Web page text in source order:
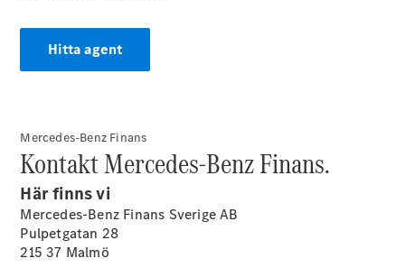
GLS
Mercedes-
Klass
G-Klass
Konfigurator
Mercedes-
Benz Online
Store
Hitta agent
Mercedes-Benz Finans
Kontakt Mercedes-Benz Finans.
Här finns vi
Mercedes-Benz Finans Sverige AB
Pulpetgatan 28
215 37 Malmö